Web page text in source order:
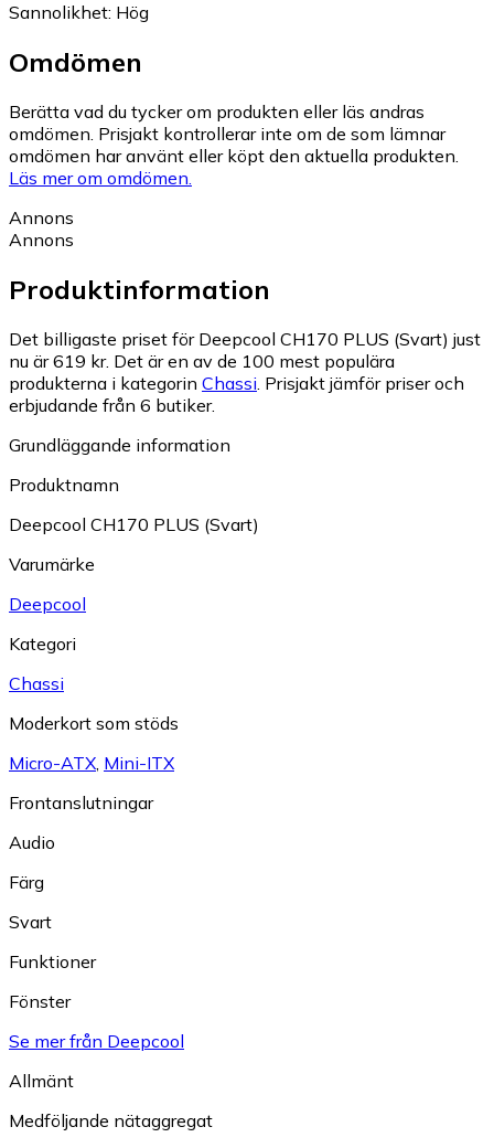
Sannolikhet: Hög
Omdömen
Berätta vad du tycker om produkten eller läs andras
omdömen. Prisjakt kontrollerar inte om de som lämnar
omdömen har använt eller köpt den aktuella produkten.
Läs mer om omdömen.
Annons
Annons
Produktinformation
Det billigaste priset för Deepcool CH170 PLUS (Svart) just
nu är 619 kr. Det är en av de 100 mest populära
produkterna i kategorin Chassi. Prisjakt jämför priser och
erbjudande från 6 butiker.
Grundläggande information
Produktnamn
Deepcool CH170 PLUS (Svart)
Varumärke
Deepcool
Kategori
Chassi
Moderkort som stöds
Micro-ATX, Mini-ITX
Frontanslutningar
Audio
Färg
Svart
Funktioner
Fönster
Se mer från Deepcool
Allmänt
Medföljande nätaggregat